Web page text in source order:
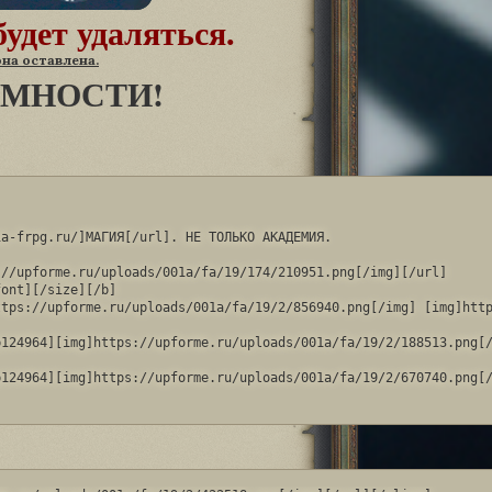
удаляться.
оставлена.
]МАГИЯ[/url]. НЕ ТОЛЬКО АКАДЕМИЯ.
uploads/001a/fa/19/174/210951.png[/img][/url]
font][/size][/b]
upforme.ru/uploads/001a/fa/19/2/856940.png[/img]
upforme.ru/uploads/001a/fa/19/2/
upforme.ru/uploads/001a/fa/19/2/